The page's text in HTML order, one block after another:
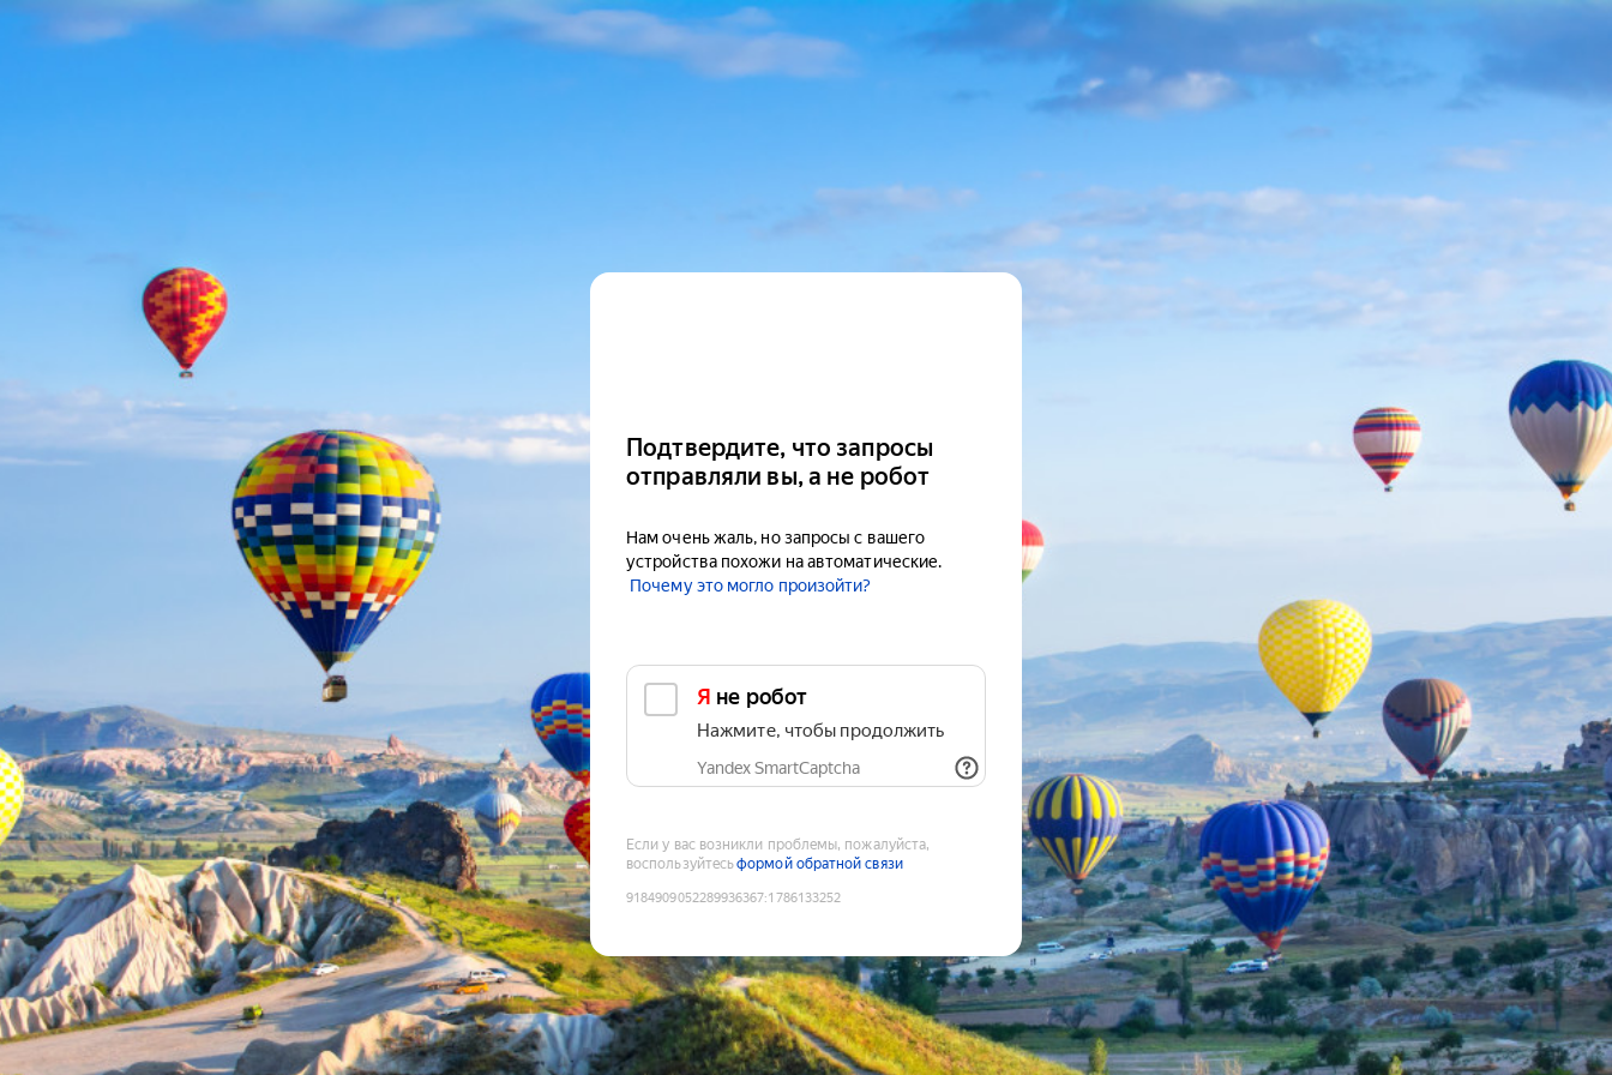
Подтвердите, что запросы
отправляли вы, а не робот
Нам очень жаль, но запросы с вашего
устройства похожи на автоматические.
Почему это могло произойти?
Я не робот
Нажмите, чтобы продолжить
Yandex SmartCaptcha
Если у вас возникли проблемы, пожалуйста,
воспользуйтесьформой обратной связи
9184909052289936367:1786133252